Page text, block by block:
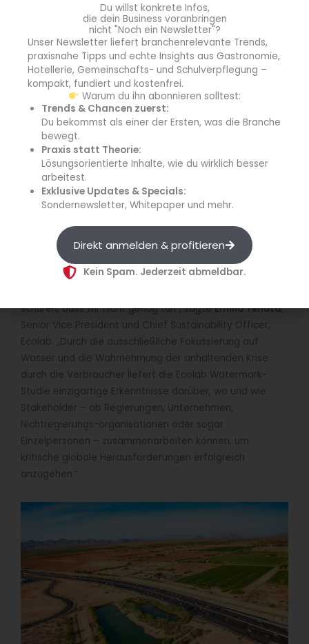
Geschäftspraktiken hergestellt wurden, insbesondere in
der IMOA-Region (88 %), China (85 %) und
Lateinamerika (81 %).
Wasserknappheit entschärfen
Trotz der bekannten Herausforderungen sind die
Verbraucher nach wie vor optimistisch, dass die
Wasserkrise mit geeigneten und sofortigen Maßnahmen
entschärft werden kann. Im Durchschnitt glauben drei
von vier Verbrauchern weltweit, dass die
Wasserknappheit wirksam bekämpft werden kann, so die
Studie, wobei der Optimismus in Lateinamerika (84 %),
IMOA (83 %) und China (78 %) am deutlichsten ist.
„Wenn die Industrie nicht mit am Tisch sitzt, um sich für
Klima- und Wasserlösungen einzusetzen und diese zu
entwickeln, die unsere Gemeinschaften schützen,
schüren, dass wir nicht genug tun“, sagteEmilio Tenuta,
Senior Vice President und Chief Sustainability Officer,
Ecolab. „Durch die ausschließliche Fokussierung auf
Wasser und die Wahrnehmung der anhaltenden Krise
durch die Verbraucher liefert die Ecolab Watermark-
Studie einzigartige Erkenntnisse darüber, wo und wie
Stakeholder – ob Regierungen, Unternehmen,
Nichtregierungs-organisationen oder sogar
Einzelpersonen – zusammenarbeiten können, um
kritische globale Herausforderungen erfolgreich
anzugehen.“
Du willst konkrete Infos,
die dein Business voranbringen
nicht "Noch ein Newsletter"?
Unser Newsletter liefert branchenrelevante Trends,
praxisnahe Tipps und echte Insights aus Gastronomie,
Hotellerie, Gemeinschafts- und Schulverpflegung –
kompakt, fundiert und kostenfrei.
Warum du ihn abonnieren solltest:
Trends & Chancen zuerst:
Du bekommst als einer der Ersten, was die Branche
bewegt.
Praxis statt Theorie:
Lösungsorientierte Inhalte, wie du wirklich besser
arbeitest.
Exklusive Updates & Specials:
Sondernewsletter, Whitepaper und mehr.
Direkt anmelden & profitieren
Kein Spam. Jederzeit abmeldbar.